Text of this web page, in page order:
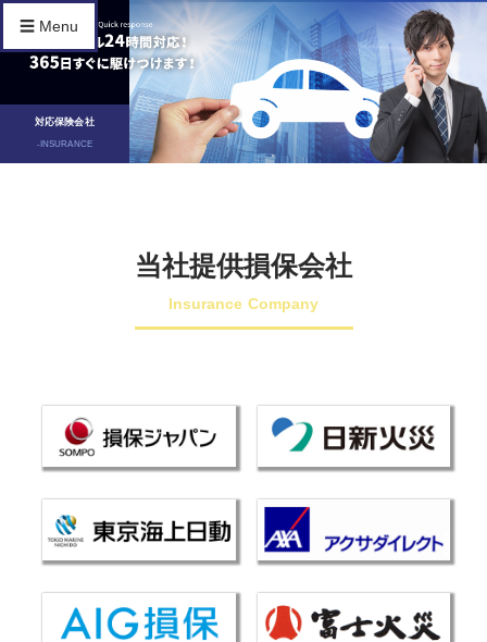
☰ Menu
対応保険会社
-INSURANCE
当社提供損保会社
Insurance Company